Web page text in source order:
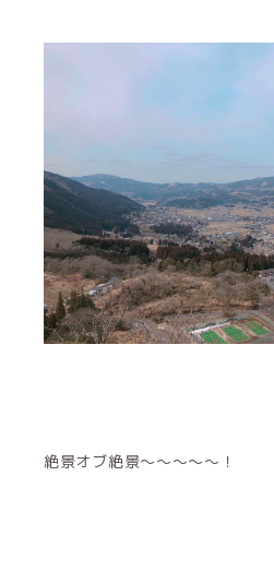
絶景オブ絶景〜〜〜〜〜！